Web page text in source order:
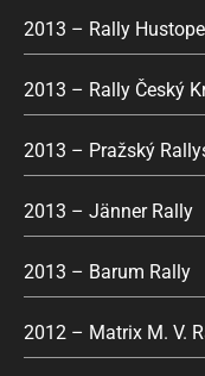
2013 – Rally
2013 – Rally Český
2013 – Pražský
2013 – Jänner Rally
2013 – Barum Rally
2012 – Matrix M. V.